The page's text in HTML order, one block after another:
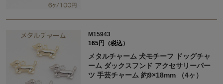
M15943
165円（税込）
メタルチャーム 犬モチーフ ドッグチャ
ーム ダックスフンド アクセサリーパー
ツ 手芸チャーム 約9×18mm （4ヶ）